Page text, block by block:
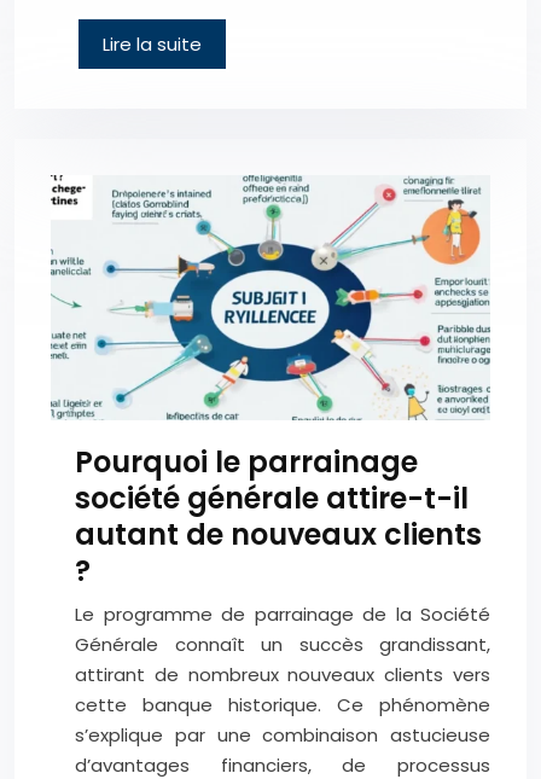
Lire la suite
Pourquoi le parrainage
société générale attire-t-il
autant de nouveaux clients
?
Le programme de parrainage de la Société
Générale connaît un succès grandissant,
attirant de nombreux nouveaux clients vers
cette banque historique. Ce phénomène
s’explique par une combinaison astucieuse
d’avantages financiers, de processus